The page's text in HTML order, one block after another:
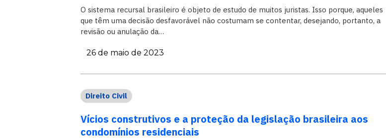
O sistema recursal brasileiro é objeto de estudo de muitos juristas. Isso porque, aqueles
que têm uma decisão desfavorável não costumam se contentar, desejando, portanto, a
revisão ou anulação da…
26 de maio de 2023
Direito Civil
Vícios construtivos e a proteção da legislação brasileira aos
condomínios residenciais